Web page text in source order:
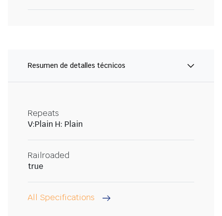
Resumen de detalles técnicos
Repeats
V:Plain H: Plain
Railroaded
true
All Specifications